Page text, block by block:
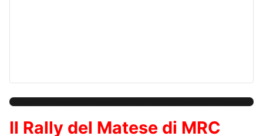
Il Rally del Matese di MRC